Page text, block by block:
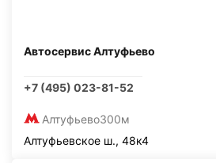
Автосервис Алтуфьево
+7 (495) 023-81-52
Алтуфьево300м
Алтуфьевское ш., 48к4